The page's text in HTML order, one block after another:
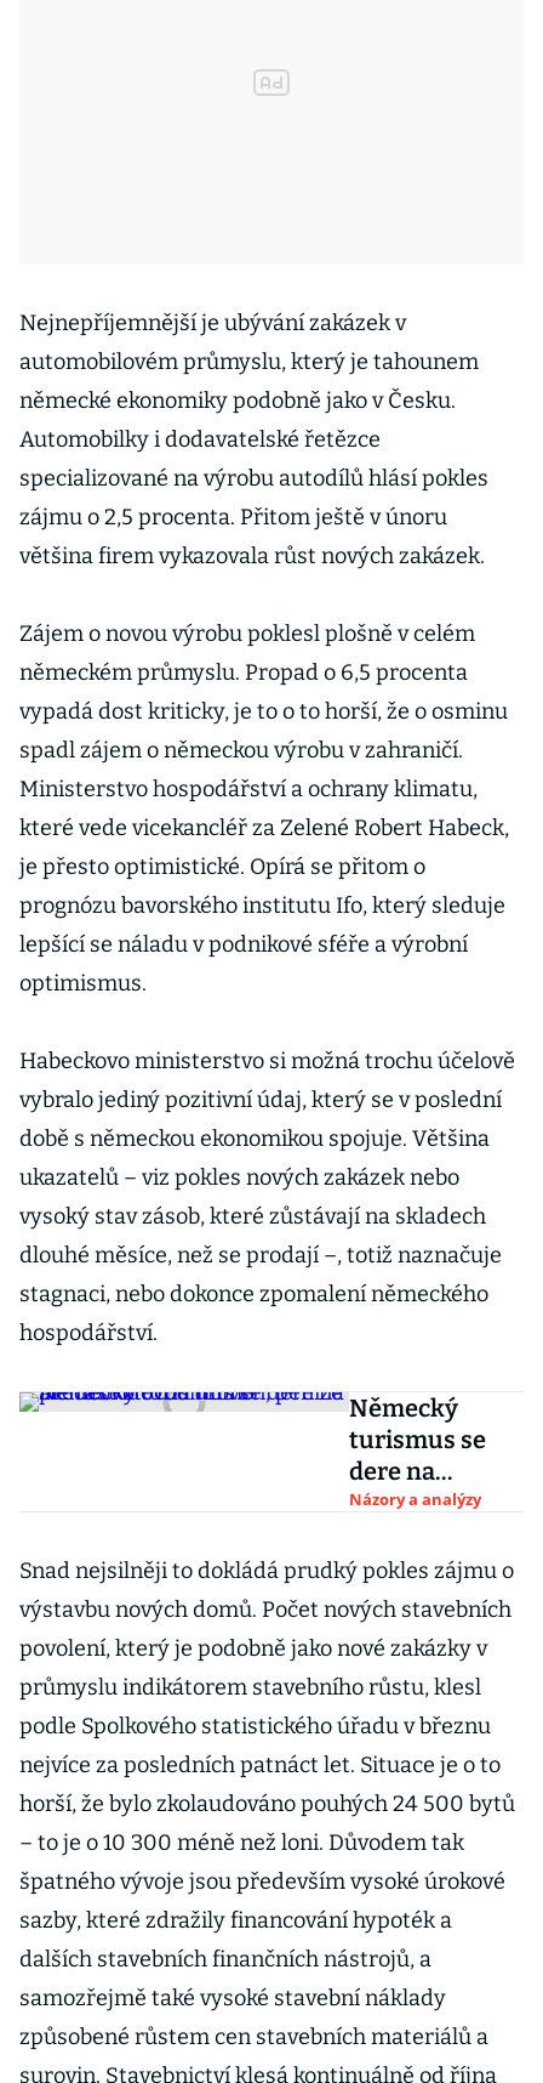
Nejnepříjemnější je ubývání zakázek v
automobilovém průmyslu, který je tahounem
německé ekonomiky podobně jako v Česku.
Automobilky i dodavatelské řetězce
specializované na výrobu autodílů hlásí pokles
zájmu o 2,5 procenta. Přitom ještě v únoru
většina firem vykazovala růst nových zakázek.
Zájem o novou výrobu poklesl plošně v celém
německém průmyslu. Propad o 6,5 procenta
vypadá dost kriticky, je to o to horší, že o osminu
spadl zájem o německou výrobu v zahraničí.
Ministerstvo hospodářství a ochrany klimatu,
které vede vicekancléř za Zelené Robert Habeck,
je přesto optimistické. Opírá se přitom o
prognózu bavorského institutu Ifo, který sleduje
lepšící se náladu v podnikové sféře a výrobní
optimismus.
Habeckovo ministerstvo si možná trochu účelově
vybralo jediný pozitivní údaj, který se v poslední
době s německou ekonomikou spojuje. Většina
ukazatelů – viz pokles nových zakázek nebo
vysoký stav zásob, které zůstávají na skladech
dlouhé měsíce, než se prodají –, totiž naznačuje
stagnaci, nebo dokonce zpomalení německého
hospodářství.
Německý
turismus se
dere na
předcovidovou
ale často tečou
mimo
Německo
Názory a analýzy
Snad nejsilněji to dokládá prudký pokles zájmu o
výstavbu nových domů. Počet nových stavebních
povolení, který je podobně jako nové zakázky v
průmyslu indikátorem stavebního růstu, klesl
podle Spolkového statistického úřadu v březnu
nejvíce za posledních patnáct let. Situace je o to
horší, že bylo zkolaudováno pouhých 24 500 bytů
– to je o 10 300 méně než loni. Důvodem tak
špatného vývoje jsou především vysoké úrokové
sazby, které zdražily financování hypoték a
dalších stavebních finančních nástrojů, a
samozřejmě také vysoké stavební náklady
způsobené růstem cen stavebních materiálů a
surovin. Stavebnictví klesá kontinuálně od října